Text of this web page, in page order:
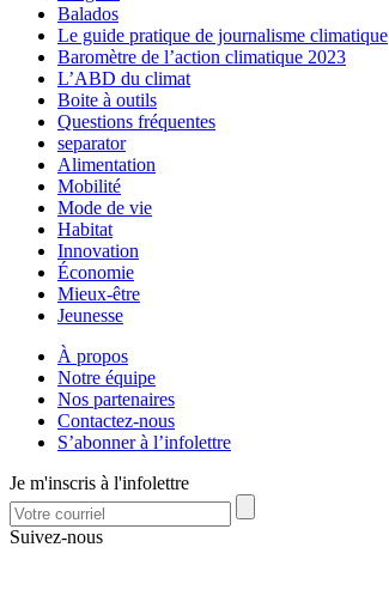
Balados
Le guide pratique de journalisme climatique
Baromètre de l’action climatique 2023
L’ABD du climat
Boite à outils
Questions fréquentes
separator
Alimentation
Mobilité
Mode de vie
Habitat
Innovation
Économie
Mieux-être
Jeunesse
À propos
Notre équipe
Nos partenaires
Contactez-nous
S’abonner à l’infolettre
Je m'inscris à l'infolettre
Suivez-nous